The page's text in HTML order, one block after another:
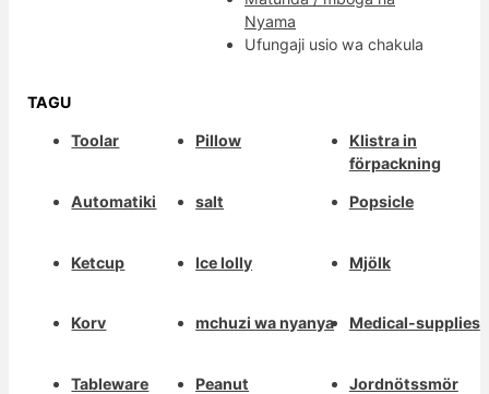
Nyama
Ufungaji usio wa chakula
TAGU
Toolar
Automatiki
Ketcup
Korv
Tableware
Pillow
salt
Ice lolly
mchuzi wa nyanya
Peanut
Klistra in
förpackning
Popsicle
Mjölk
Medical-supplies
Jordnötssmör